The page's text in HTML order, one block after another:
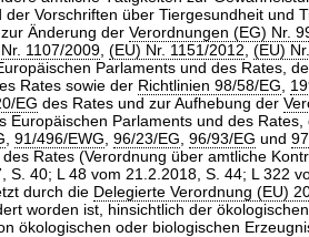
Vorschriften über Tiergesundheit und
Änderung der Verordnungen (EG) Nr.
1107/2009, (EU) Nr. 1151/2012 (EU)
Parlaments und des Rates,
Rates sowie der Richtlinien 98/58/EG
EG des Rates und zur Aufhebung der
Europäischen Parlaments und des Rates,
91/496/EWG 96/23/EG 96/93/EG und
des Rates (Verordnung über amtliche
S. 40; L 48 vom 21.2.2018, S. 44; L 322
durch die Delegierte Verordnung (EU)
worden ist, hinsichtlich der
ökologischen oder biologischen